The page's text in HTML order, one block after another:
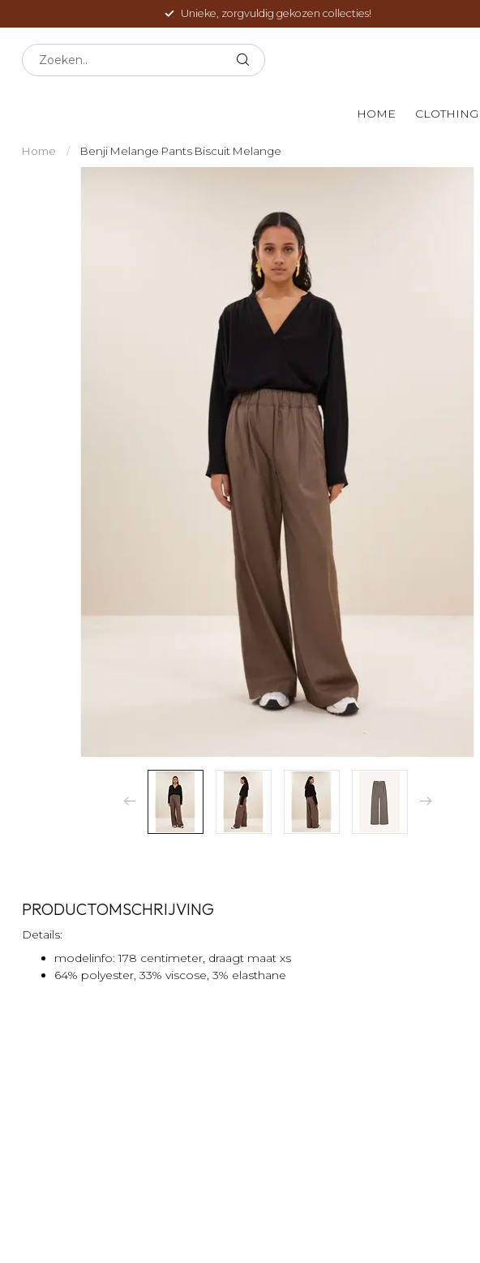
Unieke, zorgvuldig gekozen collecties!
HOME CLOTHING
Home / Benji Melange Pants Biscuit Melange
PRODUCTOMSCHRIJVING
Details:
modelinfo: 178 centimeter, draagt maat xs
64% polyester, 33% viscose, 3% elasthane